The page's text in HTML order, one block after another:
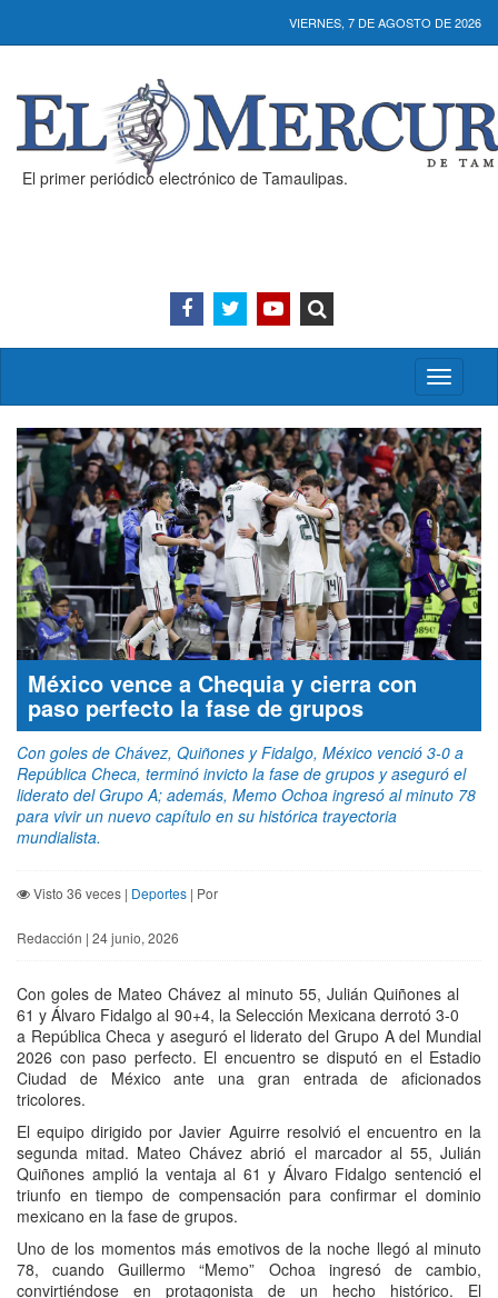
VIERNES, 7 DE AGOSTO DE 2026
El primer periódico electrónico de Tamaulipas.
Activar/
menú
México vence a Chequia y cierra con
paso perfecto la fase de grupos
Con goles de Chávez, Quiñones y Fidalgo, México venció 3-0 a
República Checa, terminó invicto la fase de grupos y aseguró el
liderato del Grupo A; además, Memo Ochoa ingresó al minuto 78
para vivir un nuevo capítulo en su histórica trayectoria
mundialista.
Visto 36 veces | Deportes | Por
Redacción | 24 junio, 2026
Con goles de Mateo Chávez al minuto 55, Julián Quiñones al
61 y Álvaro Fidalgo al 90+4, la Selección Mexicana derrotó 3-0
a República Checa y aseguró el liderato del Grupo A del Mundial
2026 con paso perfecto. El encuentro se disputó en el Estadio
Ciudad de México ante una gran entrada de aficionados
tricolores.
El equipo dirigido por Javier Aguirre resolvió el encuentro en la
segunda mitad. Mateo Chávez abrió el marcador al 55, Julián
Quiñones amplió la ventaja al 61 y Álvaro Fidalgo sentenció el
triunfo en tiempo de compensación para confirmar el dominio
mexicano en la fase de grupos.
Uno de los momentos más emotivos de la noche llegó al minuto
78, cuando Guillermo “Memo” Ochoa ingresó de cambio,
convirtiéndose en protagonista de un hecho histórico. El